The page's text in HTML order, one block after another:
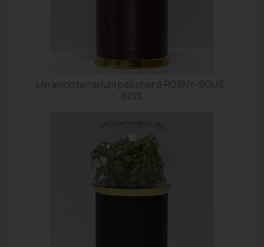
Livraison terrarium pas cher à ROSNY-SOUS-
BOIS